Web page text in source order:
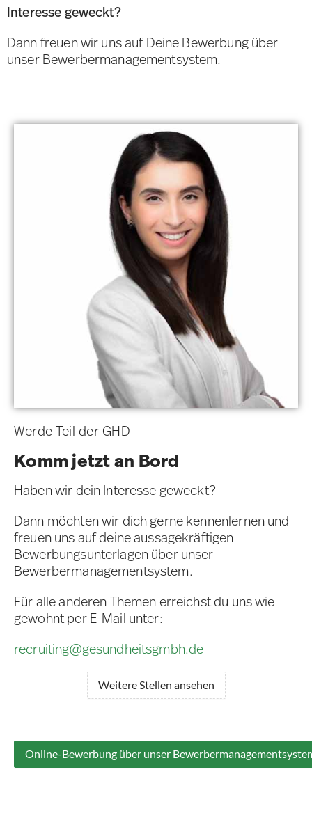
Interesse geweckt?
Dann freuen wir uns auf Deine Bewerbung über
unser Bewerbermanagementsystem.
Werde Teil der GHD
Komm jetzt an Bord
Haben wir dein Interesse geweckt?
Dann möchten wir dich gerne kennenlernen und
freuen uns auf deine aussagekräftigen
Bewerbungsunterlagen über unser
Bewerbermanagementsystem.
Für alle anderen Themen erreichst du uns wie
gewohnt per E-Mail unter:
recruiting@gesundheitsgmbh.de
Weitere Stellen ansehen
Online-Bewerbung über unser